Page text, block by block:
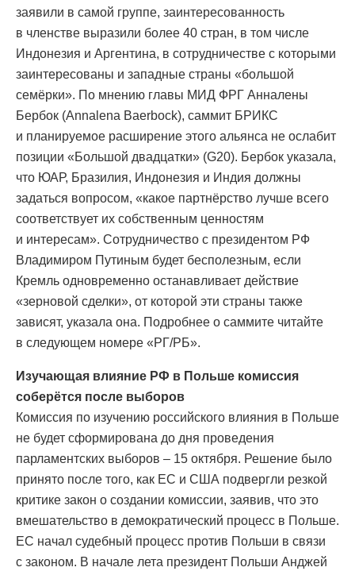
заявили в самой группе, заинтересованность
в членстве выразили более 40 стран, в том числе
Индонезия и Аргентина, в сотрудничестве с которыми
заинтересованы и западные страны «большой
семёрки». По мнению главы МИД ФРГ Анналены
Бербок (Annalena Baerbock), саммит БРИКС
и планируемое расширение этого альянса не ослабит
позиции «Большой двадцатки» (G20). Бербок указала,
что ЮАР, Бразилия, Индонезия и Индия должны
задаться вопросом, «какое партнёрство лучше всего
соответствует их собственным ценностям
и интересам». Сотрудничество с президентом РФ
Владимиром Путиным будет бесполезным, если
Кремль одновременно останавливает действие
«зерновой сделки», от которой эти страны также
зависят, указала она. Подробнее о саммите читайте
в следующем номере «РГ/РБ».
Изучающая влияние РФ в Польше комиссия
соберётся после выборов
Комиссия по изучению российского влияния в Польше
не будет сформирована до дня проведения
парламентских выборов – 15 октября. Решение было
принято после того, как ЕС и США подвергли резкой
критике закон о создании комиссии, заявив, что это
вмешательство в демократический процесс в Польше.
ЕС начал судебный процесс против Польши в связи
с законом. В начале лета президент Польши Анджей